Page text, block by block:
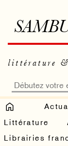
littérature &
Littérature
Librairies